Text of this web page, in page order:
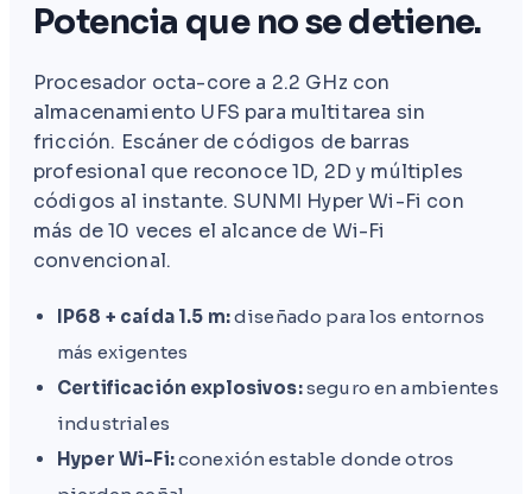
Potencia que no se detiene.
Procesador octa-core a 2.2 GHz con
almacenamiento UFS para multitarea sin
fricción. Escáner de códigos de barras
profesional que reconoce 1D, 2D y múltiples
códigos al instante. SUNMI Hyper Wi-Fi con
más de 10 veces el alcance de Wi-Fi
convencional.
IP68 + caída 1.5 m:diseñado para los entornos
más exigentes
Certificación explosivos:seguro en ambientes
industriales
Hyper Wi-Fi:conexión estable donde otros